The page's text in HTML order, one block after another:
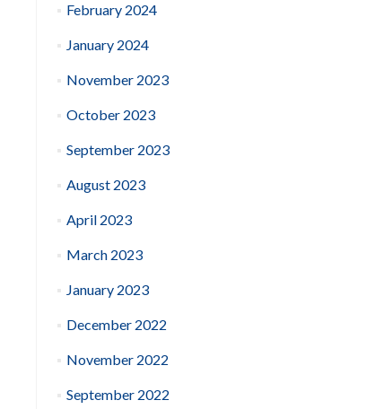
February 2024
January 2024
November 2023
October 2023
September 2023
August 2023
April 2023
March 2023
January 2023
December 2022
November 2022
September 2022